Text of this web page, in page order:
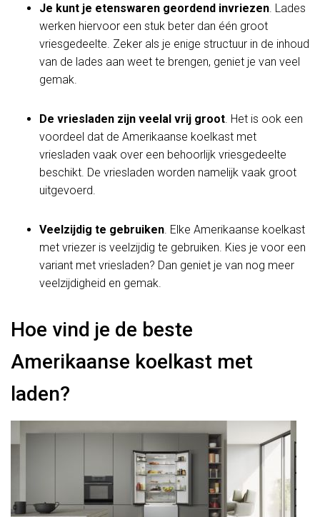
Je kunt je etenswaren geordend invriezen. Lades
werken hiervoor een stuk beter dan één groot
vriesgedeelte. Zeker als je enige structuur in de inhoud
van de lades aan weet te brengen, geniet je van veel
gemak.
De vriesladen zijn veelal vrij groot. Het is ook een
voordeel dat de Amerikaanse koelkast met
vriesladen vaak over een behoorlijk vriesgedeelte
beschikt. De vriesladen worden namelijk vaak groot
uitgevoerd.
Veelzijdig te gebruiken. Elke Amerikaanse koelkast
met vriezer is veelzijdig te gebruiken. Kies je voor een
variant met vriesladen? Dan geniet je van nog meer
veelzijdigheid en gemak.
Hoe vind je de beste
Amerikaanse koelkast met
laden?